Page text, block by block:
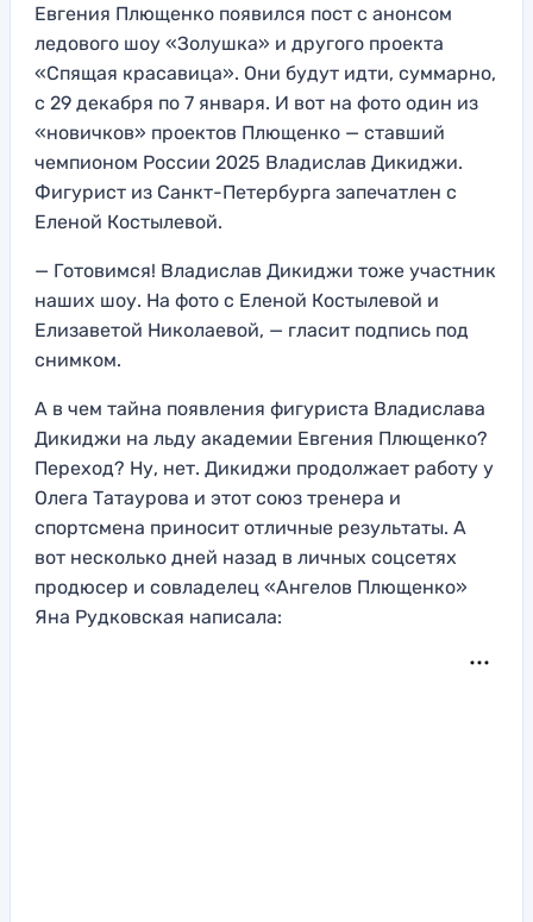
Евгения Плющенко появился пост с анонсом
ледового шоу «Золушка» и другого проекта
«Спящая красавица». Они будут идти, суммарно,
с 29 декабря по 7 января. И вот на фото один из
«новичков» проектов Плющенко — ставший
чемпионом России 2025 Владислав Дикиджи.
Фигурист из Санкт-Петербурга запечатлен с
Еленой Костылевой.
— Готовимся! Владислав Дикиджи тоже участник
наших шоу. На фото с Еленой Костылевой и
Елизаветой Николаевой, — гласит подпись под
снимком.
А в чем тайна появления фигуриста Владислава
Дикиджи на льду академии Евгения Плющенко?
Переход? Ну, нет. Дикиджи продолжает работу у
Олега Татаурова и этот союз тренера и
спортсмена приносит отличные результаты. А
вот несколько дней назад в личных соцсетях
продюсер и совладелец «Ангелов Плющенко»
Яна Рудковская написала: